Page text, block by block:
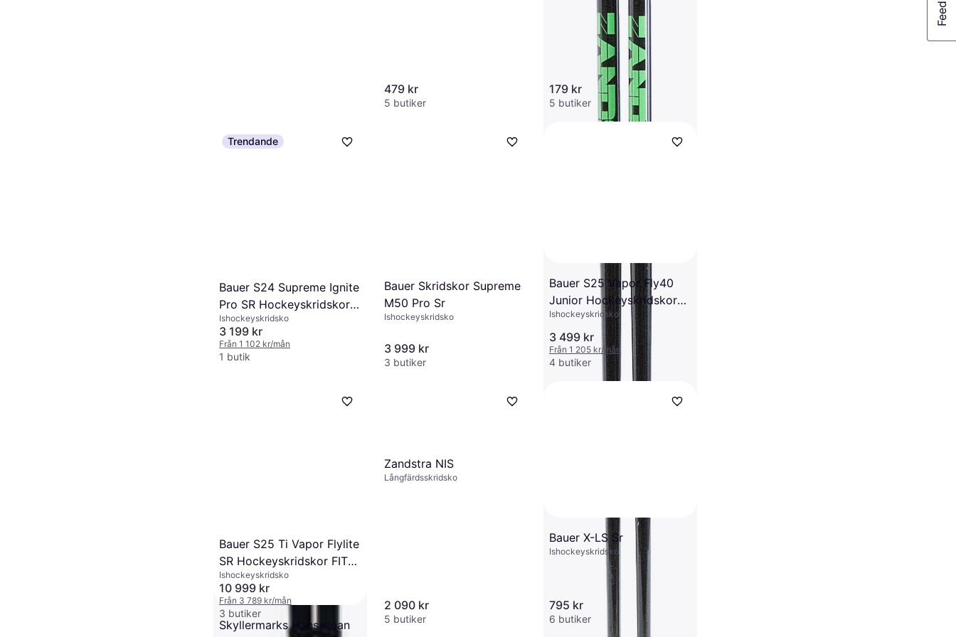
Skyllermarks Hansalinan
479 kr
5 butiker
179 kr
5 butiker
Trendande
Bauer S24 Supreme Ignite
Pro SR Hockeyskridskor -
Svart
Ishockeyskridsko
3 199 kr
Från 1 102 kr/mån
1 butik
Bauer Skridskor Supreme
M50 Pro Sr
Ishockeyskridsko
3 999 kr
3 butiker
Bauer S25 Vapor Fly40
Junior Hockeyskridskor
1.5
Ishockeyskridsko
3 499 kr
Från 1 205 kr/mån
4 butiker
Bauer S25 Ti Vapor Flylite
SR Hockeyskridskor FIT2
Unisex 9.5
Ishockeyskridsko
10 999 kr
Från 3 789 kr/mån
3 butiker
Zandstra NIS
Långfärdsskridsko
2 090 kr
5 butiker
Bauer X-LS Sr
Ishockeyskridsko
795 kr
6 butiker